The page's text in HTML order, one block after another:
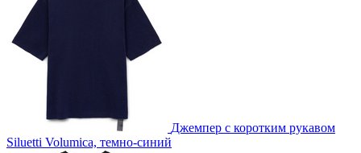
Джемпер с коротким рукавом
Siluetti Volumica, темно-синий